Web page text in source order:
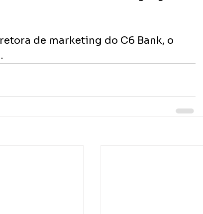
de marketing do C6 Bank, o